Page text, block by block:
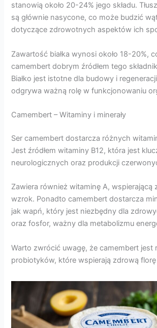
stanowią około 20-24% jego składu.
są głównie nasycone, co może budzić
dotyczące zdrowotnych aspektów ich
Zawartość białka wynosi około 18-20%,
camembert dobrym źródłem tego
Białko jest istotne dla budowy i
odgrywa ważną rolę w funkcjonowaniu
Camembert – Witaminy i minerały
Ser camembert dostarcza różnych
Jest źródłem witaminy B12, która jest
neurologicznych oraz produkcji
Zawiera również witaminę A, wspierającą
wzrok. Ponadto camembert dostarcza
jak wapń, który jest niezbędny dla
oraz fosfor, ważny dla metabolizmu
Warto zwrócić uwagę, że camembert jest
probiotyków, które wspierają zdrową